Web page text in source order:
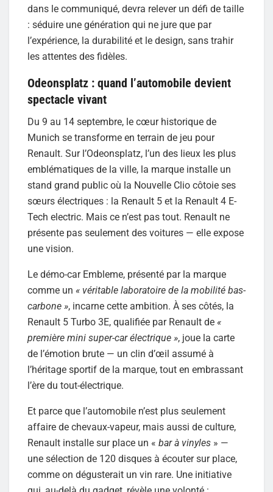
dans le communiqué, devra relever un défi de taille
: séduire une génération qui ne jure que par
l’expérience, la durabilité et le design, sans trahir
les attentes des fidèles.
Odeonsplatz : quand l’automobile devient
spectacle vivant
Du 9 au 14 septembre, le cœur historique de
Munich se transforme en terrain de jeu pour
Renault. Sur l’Odeonsplatz, l’un des lieux les plus
emblématiques de la ville, la marque installe un
stand grand public où la Nouvelle Clio côtoie ses
sœurs électriques : la Renault 5 et la Renault 4 E-
Tech electric. Mais ce n’est pas tout. Renault ne
présente pas seulement des voitures — elle expose
une vision.
Le démo-car Embleme, présenté par la marque
comme un « véritable laboratoire de la mobilité bas-
carbone », incarne cette ambition. À ses côtés, la
Renault 5 Turbo 3E, qualifiée par Renault de «
première mini super-car électrique », joue la carte
de l’émotion brute — un clin d’œil assumé à
l’héritage sportif de la marque, tout en embrassant
l’ère du tout-électrique.
Et parce que l’automobile n’est plus seulement
affaire de chevaux-vapeur, mais aussi de culture,
Renault installe sur place un « bar à vinyles » —
une sélection de 120 disques à écouter sur place,
comme on dégusterait un vin rare. Une initiative